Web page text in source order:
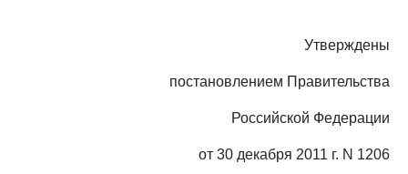
Утверждены
постановлением Правительства
Российской Федерации
от 30 декабря 2011 г. N 1206